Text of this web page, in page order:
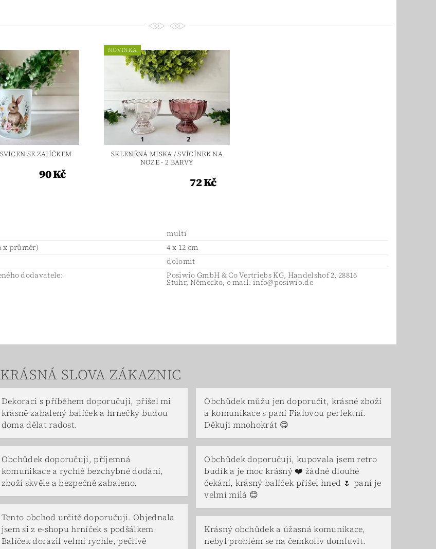
SE ZAJÍČKEM
90 Kč
NOVINKA
SKLENĚNÁ MISKA / SVÍCÍNEK NA
NOZE - 2 BARVY
72 Kč
multi
x průměr)
4 x 12 cm
dolomit
dodavatele:
Posiwio GmbH & Co Vertriebs KG, Handelshof 2, 28816
Stuhr, Německo, e-mail: info@posiwio.de
KRÁSNÁ SLOVA ZÁKAZNIC
Dekoraci s příběhem doporučuji, přišel mi
krásně zabalený balíček a hrnečky budou
doma dělat radost.
Obchůdek doporučuji, příjemná
komunikace a rychlé bezchybné dodání,
zboží skvěle a bezpečně zabaleno.
Tento obchod určitě doporučuji. Objednala
jsem si z e-shopu hrníček s podšálkem.
Balíček dorazil velmi rychle, pečlivě
Obchůdek můžu jen doporučit, krásné zboží
a komunikace s paní Fialovou perfektní.
Děkuji mnohokrát 😋
Obchůdek doporučuji, kupovala jsem retro
budík a je moc krásný ❤️ žádné dlouhé
čekání, krásný balíček přišel hned 🌷 paní je
velmi milá 😊
Krásný obchůdek a úžasná komunikace,
nebyl problém se na čemkoliv domluvit.